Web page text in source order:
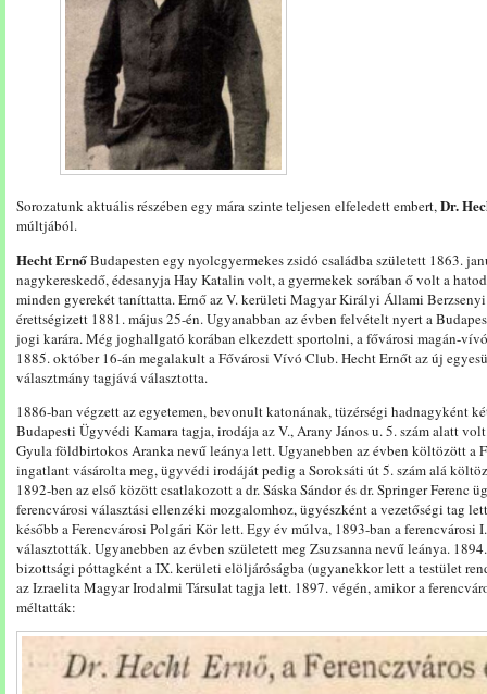
Sorozatunk aktuális részében egy mára szinte teljesen elfeledett embert,Dr.
múltjából.
Hecht ErnőBudapesten egy nyolcgyermekes zsidó családba született 1863.
nagykereskedő, édesanyja Hay Katalin volt, a gyermekek sorában ő volt a
minden gyerekét taníttatta. Ernő az V. kerületi Magyar Királyi Állami
érettségizett 1881. május 25-én. Ugyanabban az évben felvételt nyert a
jogi karára. Még joghallgató korában elkezdett sportolni, a fővárosi magán-
1885. október 16-án megalakult a Fővárosi Vívó Club. Hecht Ernőt az új
választmány tagjává választotta.
1886-ban végzett az egyetemen, bevonult katonának, tüzérségi hadnagyként
Budapesti Ügyvédi Kamara tagja, irodája az V., Arany János u. 5. szám alatt
Gyula földbirtokos Aranka nevű leánya lett. Ugyanebben az évben költözött a
ingatlant vásárolta meg, ügyvédi irodáját pedig a Soroksáti út 5. szám alá
1892-ben az első között csatlakozott a dr. Sáska Sándor és dr. Springer Ferenc
ferencvárosi választási ellenzéki mozgalomhoz, ügyészként a vezetőségi tag
később a Ferencvárosi Polgári Kör lett. Egy év múlva, 1893-ban a ferencvárosi
választották. Ugyanebben az évben született meg Zsuzsanna nevű leánya.
bizottsági póttagként a IX. kerületi elöljáróságba (ugyanekkor lett a testület
az Izraelita Magyar Irodalmi Társulat tagja lett. 1897. végén, amikor a
méltatták: